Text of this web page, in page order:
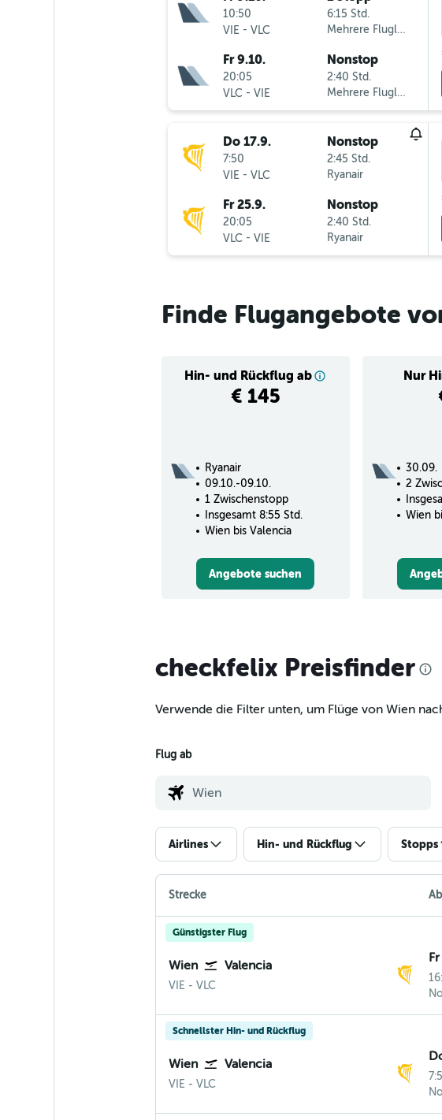
10:50
VIE - VLC
6:15 Std.
Mehrere Fluglinien
Fr 9.10.
20:05
VLC - VIE
Nonstop
2:40 Std.
Mehrere Fluglinien
Do 17.9.
7:50
VIE - VLC
Nonstop
2:45 Std.
Ryanair
Fr 25.9.
20:05
VLC - VIE
Nonstop
2:40 Std.
Ryanair
Finde Flugangebote
Hin- und Rückflug ab
€ 145
Nur
Ryanair
09.10.-09.10.
1 Zwischenstopp
Insgesamt 8:55 Std.
Wien bis Valencia
Angebote suchen
30.09.
2
Wien
checkfelix Preisfinder
Verwende die Filter unten, um Flüge von Wien
Flug ab
Airlines Hin- und Rückflug Stopps
Strecke
Günstigster Flug
Wien Valencia
VIE Wien-Schwechat
- VLC
Schnellster Hin- und Rückflug
Wien Valencia
VIE Wien-Schwechat
- VLC